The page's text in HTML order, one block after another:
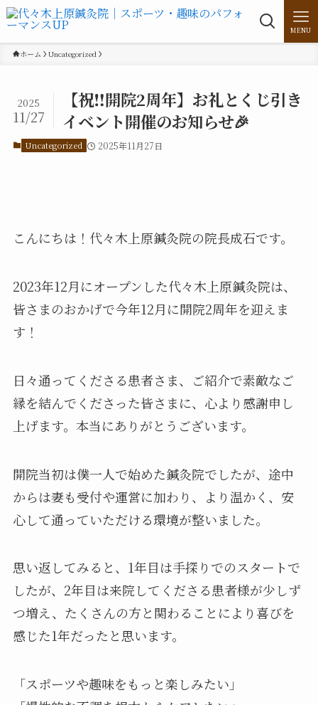
MENU
ホーム Uncategorized
【祝‼開院2周年】お礼とくじ引き
イベント開催のお知らせ🎉
2025
11/27
Uncategorized 2025年11月27日
こんにちは！代々木上原鍼灸院の院長成石です。
2023年12月にオープンした代々木上原鍼灸院は、
皆さまのおかげで今年12月に開院2周年を迎えま
す！
日々通ってくださる患者さま、ご紹介で素敵なご
縁を結んでくださった皆さまに、心より感謝申し
上げます。本当にありがとうございます。
開院当初は僕一人で始めた鍼灸院でしたが、途中
からは妻も受付や運営に加わり、より温かく、安
心して通っていただける環境が整いました。
思い返してみると、1年目は手探りでのスタートで
したが、2年目は来院してくださる患者様が少しず
つ増え、たくさんの方と関わることにより喜びを
感じた1年だったと思います。
「スポーツや趣味をもっと楽しみたい」